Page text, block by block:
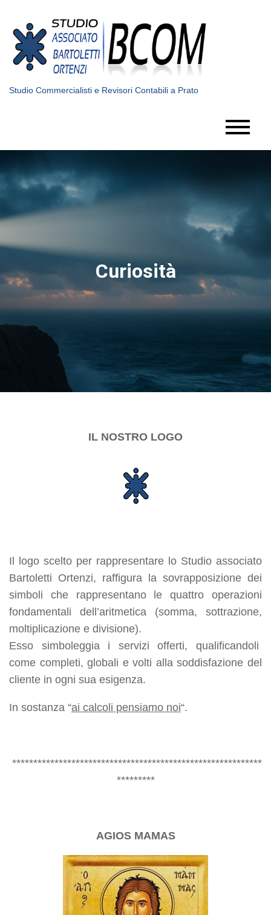
content
Studio Commercialisti e Revisori Contabili a Prato
Curiosità
IL NOSTRO LOGO
Il logo scelto per rappresentare lo Studio associato
Bartoletti Ortenzi, raffigura la sovrapposizione dei
simboli che rappresentano le quattro operazioni
fondamentali dell’aritmetica (somma, sottrazione,
moltiplicazione e divisione).
Esso simboleggia i servizi offerti, qualificandoli
come completi, globali e volti alla soddisfazione del
cliente in ogni sua esigenza.
In sostanza “ai calcoli pensiamo noi“.
***********************************************************
*********
AGIOS MAMAS